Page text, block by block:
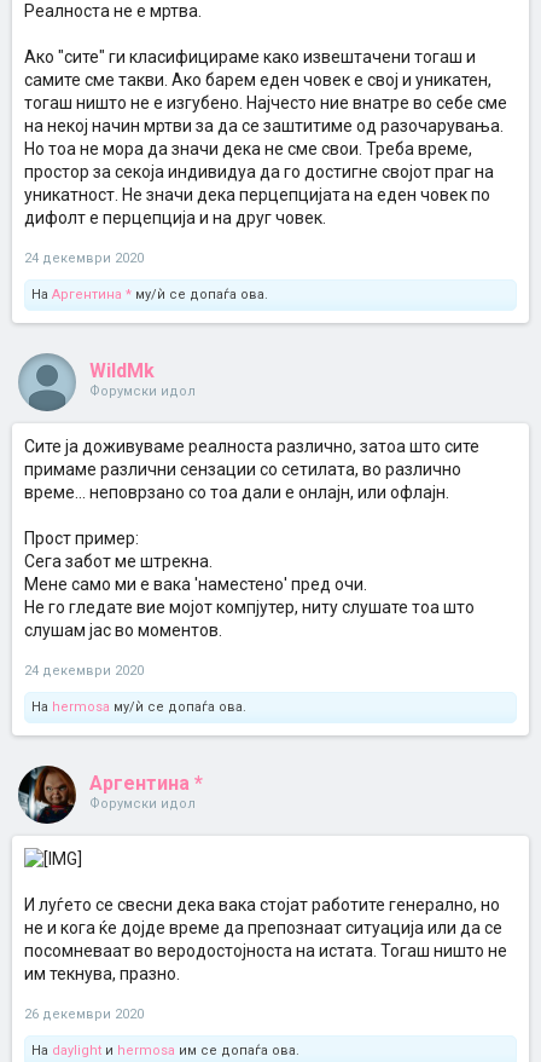
Реалноста не е мртва.
Ако "сите" ги класифицираме како извештачени тогаш и
самите сме такви. Ако барем еден човек е свој и уникатен,
тогаш ништо не е изгубено. Најчесто ние внатре во себе сме
на некој начин мртви за да се заштитиме од разочарувања.
Но тоа не мора да значи дека не сме свои. Треба време,
простор за секоја индивидуа да го достигне својот праг на
уникатност. Не значи дека перцепцијата на еден човек по
дифолт е перцепција и на друг човек.
24 декември 2020
На Аргентина * му/ѝ се допаѓа ова.
WildMk
Форумски идол
Сите ја доживуваме реалноста различно, затоа што сите
примаме различни сензации со сетилата, во различно
време... неповрзано со тоа дали е онлајн, или офлајн.
Прост пример:
Сега забот ме штрекна.
Мене само ми е вака 'наместено' пред очи.
Не го гледате вие мојот компјутер, ниту слушате тоа што
слушам јас во моментов.
24 декември 2020
На hermosa му/ѝ се допаѓа ова.
Аргентина *
Форумски идол
И луѓето се свесни дека вака стојат работите генерално, но
не и кога ќе дојде време да препознаат ситуација или да се
посомневаат во веродостојноста на истата. Тогаш ништо не
им текнува, празно.
26 декември 2020
На daylight и hermosa им се допаѓа ова.